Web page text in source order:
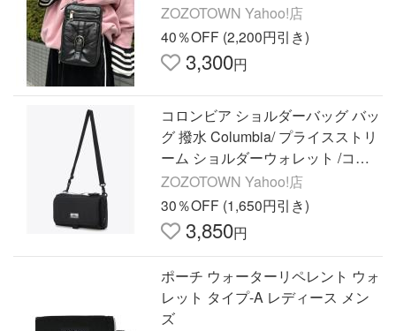
ZOZOTOWN Yahoo!店
40％OFF (2,200円引き)
3,300円
コロンビア ショルダーバッグ バッ
グ 撥水 Columbia/ プライスストリ
ーム ショルダーウォレット /コロ
ンビア レディース
ZOZOTOWN Yahoo!店
30％OFF (1,650円引き)
3,850円
ポーチ ウォーターリペレント ウォ
レット タイプ-A レディース メン
ズ